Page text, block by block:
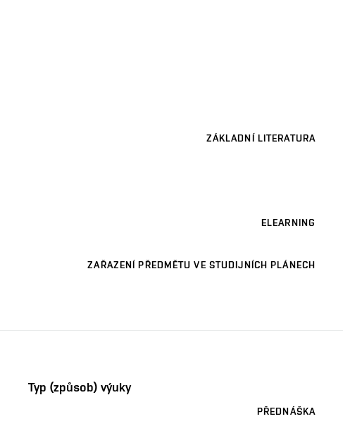
ZÁKLADNÍ LITERATURA
ELEARNING
ZAŘAZENÍ PŘEDMĚTU VE STUDIJNÍCH PLÁNECH
Typ (způsob) výuky
PŘEDNÁŠKA